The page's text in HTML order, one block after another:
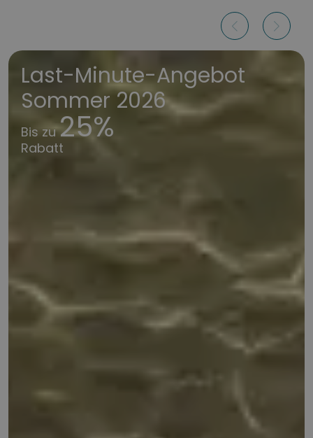
Last-Minute-Angebot
Sommer 2026
Bis zu25%
Rabatt